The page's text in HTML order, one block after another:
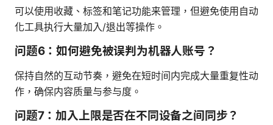
可以使用收藏、标签和笔记功能来管理，但避免使用自动
化工具执行大量加入/退出等操作。
问题6：如何避免被误判为机器人账号？
保持自然的互动节奏，避免在短时间内完成大量重复性动
作，确保内容质量与参与度。
问题7：加入上限是否在不同设备之间同步？